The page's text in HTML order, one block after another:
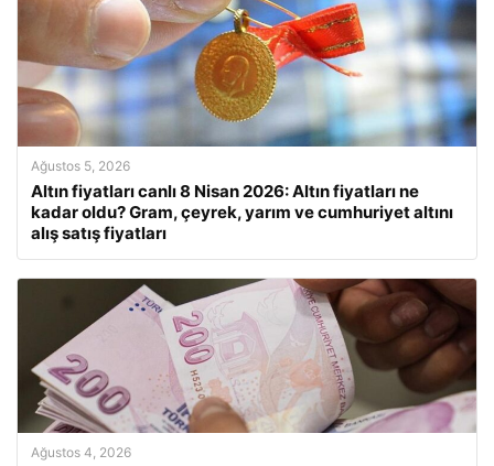
Ağustos 5, 2026
Altın fiyatları canlı 8 Nisan 2026: Altın fiyatları ne
kadar oldu? Gram, çeyrek, yarım ve cumhuriyet altını
alış satış fiyatları
Ağustos 4, 2026